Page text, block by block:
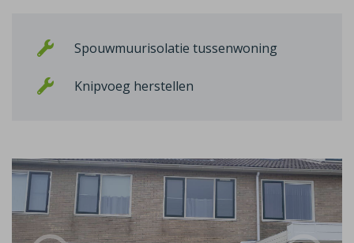
Spouwmuurisolatie tussenwoning
Knipvoeg herstellen